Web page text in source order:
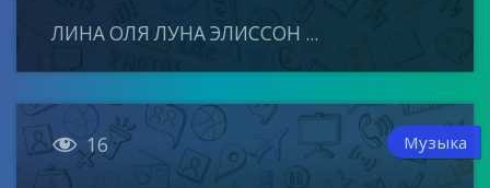
ЛИНА ОЛЯ ЛУНА ЭЛИССОН ...
 16 Музыка